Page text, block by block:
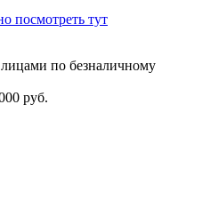
посмотреть тут
по безналичному
руб.